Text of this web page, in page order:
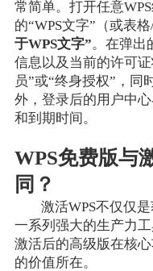
常简单。打开任意
的“WPS文字”（或表
于WPS文字”。在弹出
信息以及当前的许可
员”或“终身授权”，同
外，登录后的用户中
和到期时间。
WPS免费版与
同？
激活WPS不仅仅
一系列强大的生产力
激活后的高级版在核
的价值所在。